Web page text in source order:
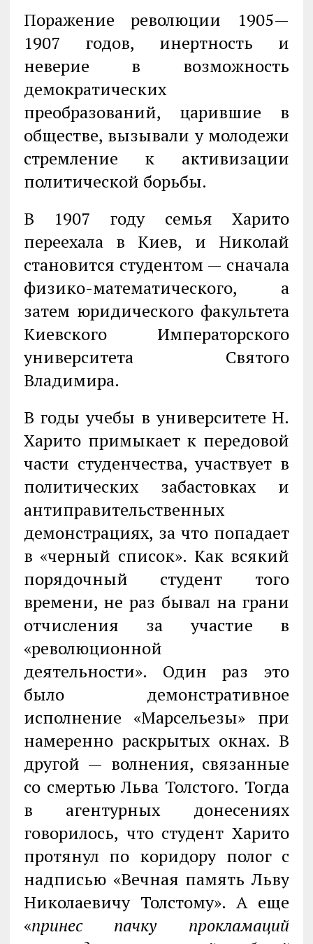
Поражение революции 1905—
1907 годов, инертность и
неверие в возможность
демократических
преобразований, царившие в
обществе, вызывали у молодежи
стремление к активизации
политической борьбы.
В 1907 году семья Харито
переехала в Киев, и Николай
становится студентом — сначала
физико-математического, а
затем юридического факультета
Киевского Императорского
университета Святого
Владимира.
В годы учебы в университете Н.
Харито примыкает к передовой
части студенчества, участвует в
политических забастовках и
антиправительственных
демонстрациях, за что попадает
в «черный список». Как всякий
порядочный студент того
времени, не раз бывал на грани
отчисления за участие в
«революционной
деятельности». Один раз это
было демонстративное
исполнение «Марсельезы» при
намеренно раскрытых окнах. В
другой — волнения, связанные
со смертью Льва Толстого. Тогда
в агентурных донесениях
говорилось, что студент Харито
протянул по коридору полог с
надписью «Вечная память Льву
Николаевичу Толстому». А еще
«принес пачку прокламаций